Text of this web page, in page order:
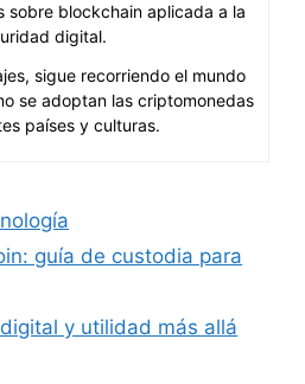
sobre blockchain aplicada a la
digital.
sigue recorriendo el mundo
se adoptan las criptomonedas
países y culturas.
guía de custodia para
y utilidad más allá